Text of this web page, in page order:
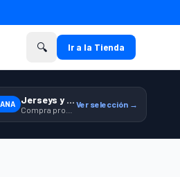
🔍 Ir a la Tienda
Jerseys y equipamiento relacionado Ver selección →